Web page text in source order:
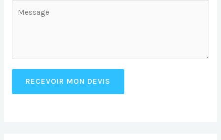
RECEVOIR MON DEVIS